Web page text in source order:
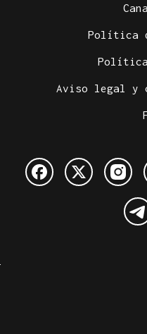
Política
Aviso legal y